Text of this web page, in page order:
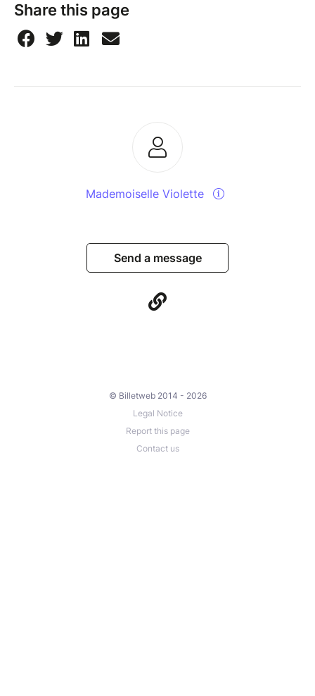
Share this page
Mademoiselle Violette
Send a message
© Billetweb 2014 - 2026
Legal Notice
Report this page
Contact us